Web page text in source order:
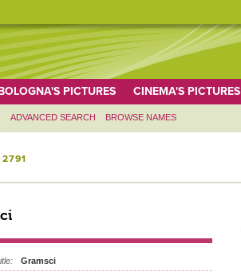
PICTURES CINEMA'S PICTURES
ADVANCED SEARCH BROWSE NAMES
Gramsci